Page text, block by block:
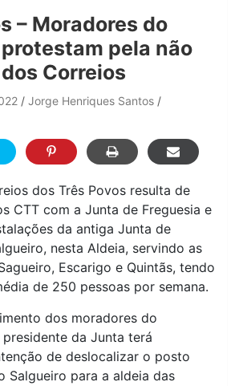
– Moradores do
pela não
Correios
Jorge Henriques Santos
dos Três Povos resulta de
CTT com a Junta de Freguesia e
da antiga Junta de
nesta Aldeia, servindo as
Escarigo e Quintãs, tendo
de 250 pessoas por semana.
dos moradores do
da Junta terá
de deslocalizar o posto
Salgueiro para a aldeia das